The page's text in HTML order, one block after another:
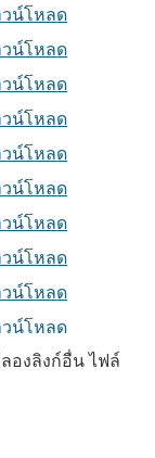
น์โหลด
น์โหลด
น์โหลด
น์โหลด
น์โหลด
น์โหลด
น์โหลด
น์โหลด
น์โหลด
น์โหลด
องลิงก์อื่น ไฟล์